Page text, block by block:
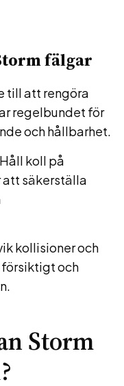
fälgar
till att rengöra
regelbundet för
och hållbarhet.
Håll koll på
säkerställa
kollisioner och
försiktigt och
Storm